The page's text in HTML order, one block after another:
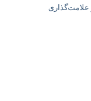
علامت‌گذاری